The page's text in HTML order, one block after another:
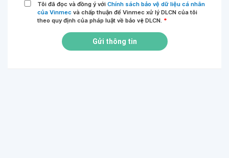
Tôi đã đọc và đồng ý với Chính sách bảo vệ dữ liệu cá nhân
của Vinmec và chấp thuận để Vinmec xử lý DLCN của tôi
theo quy định của pháp luật về bảo vệ DLCN. *
Gửi thông tin